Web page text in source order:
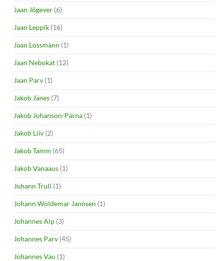
Jaan Jõgever (6)
Jaan Leppik (16)
Jaan Lossmann (1)
Jaan Nebokat (12)
Jaan Parv (1)
Jakob Jänes (7)
Jakob Johanson-Pärna (1)
Jakob Liiv (2)
Jakob Tamm (65)
Jakob Vanaaus (1)
Johann Trull (1)
Johann Woldemar Jannsen (1)
Johannes Alp (3)
Johannes Parv (45)
Johannes Vau (1)